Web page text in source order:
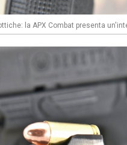
la APX Combat presenta